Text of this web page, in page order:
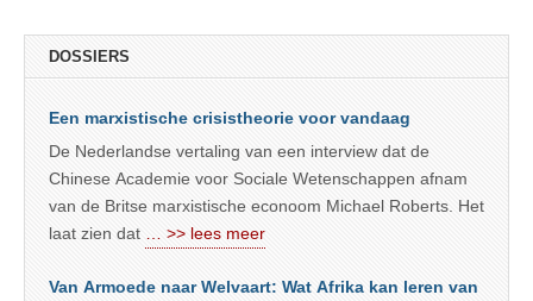
DOSSIERS
Een marxistische crisistheorie voor vandaag
De Nederlandse vertaling van een interview dat de
Chinese Academie voor Sociale Wetenschappen afnam
van de Britse marxistische econoom Michael Roberts. Het
laat zien dat
… >> lees meer
Van Armoede naar Welvaart: Wat Afrika kan leren van